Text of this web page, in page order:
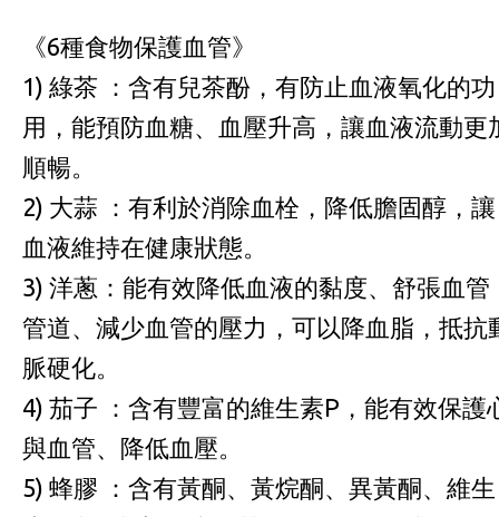
《6種食物保護血管》
1) 綠茶 ：含有兒茶酚，有防止血液氧化的功
用，能預防血糖、血壓升高，讓血液流動更
順暢。
2) 大蒜 ：有利於消除血栓，降低膽固醇，讓
血液維持在健康狀態。
3) 洋蔥：能有效降低血液的黏度、舒張血管
管道、減少血管的壓力，可以降血脂，抵抗
脈硬化。
4) 茄子 ：含有豐富的維生素P，能有效保護
與血管、降低血壓。
5) 蜂膠 ：含有黃酮、黃烷酮、異黃酮、維生